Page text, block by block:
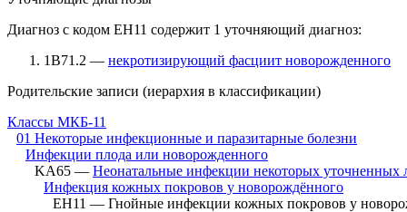
Диагноз с кодом EH11 содержит 1 уточняющий диагноз:
1B71.2 — некротизирующий фасциит новорожденного
Родительские записи (иерархия в классификации)
Классы МКБ-11
01 Некоторые инфекционные и паразитарные болезни
Инфекции плода или новорожденного
KA65 — Неонатальные инфекции некоторых уточненных
Инфекция кожных покровов у новорождённого
EH11 — Гнойные инфекции кожных покровов у